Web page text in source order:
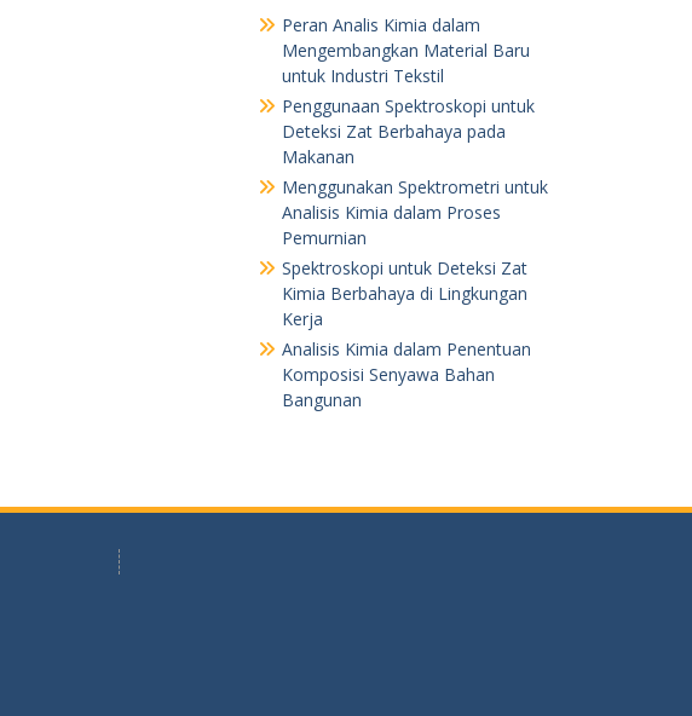
Peran Analis Kimia dalam
Mengembangkan Material Baru
untuk Industri Tekstil
Penggunaan Spektroskopi untuk
Deteksi Zat Berbahaya pada
Makanan
Menggunakan Spektrometri untuk
Analisis Kimia dalam Proses
Pemurnian
Spektroskopi untuk Deteksi Zat
Kimia Berbahaya di Lingkungan
Kerja
Analisis Kimia dalam Penentuan
Komposisi Senyawa Bahan
Bangunan